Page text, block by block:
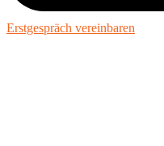
Erstgespräch vereinbaren